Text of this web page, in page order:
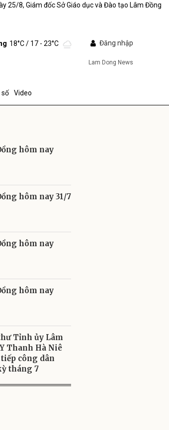
25/8, Giám đốc Sở Giáo dục và Đào tạo Lâm Đồng
18°C/ 17 - 23°C Đăng nhập
Lam Dong News
số Video
hôm nay
hôm nay 31/7
hôm nay
hôm nay
Tỉnh ủy Lâm
Thanh Hà Niê
tiếp công dân
tháng 7